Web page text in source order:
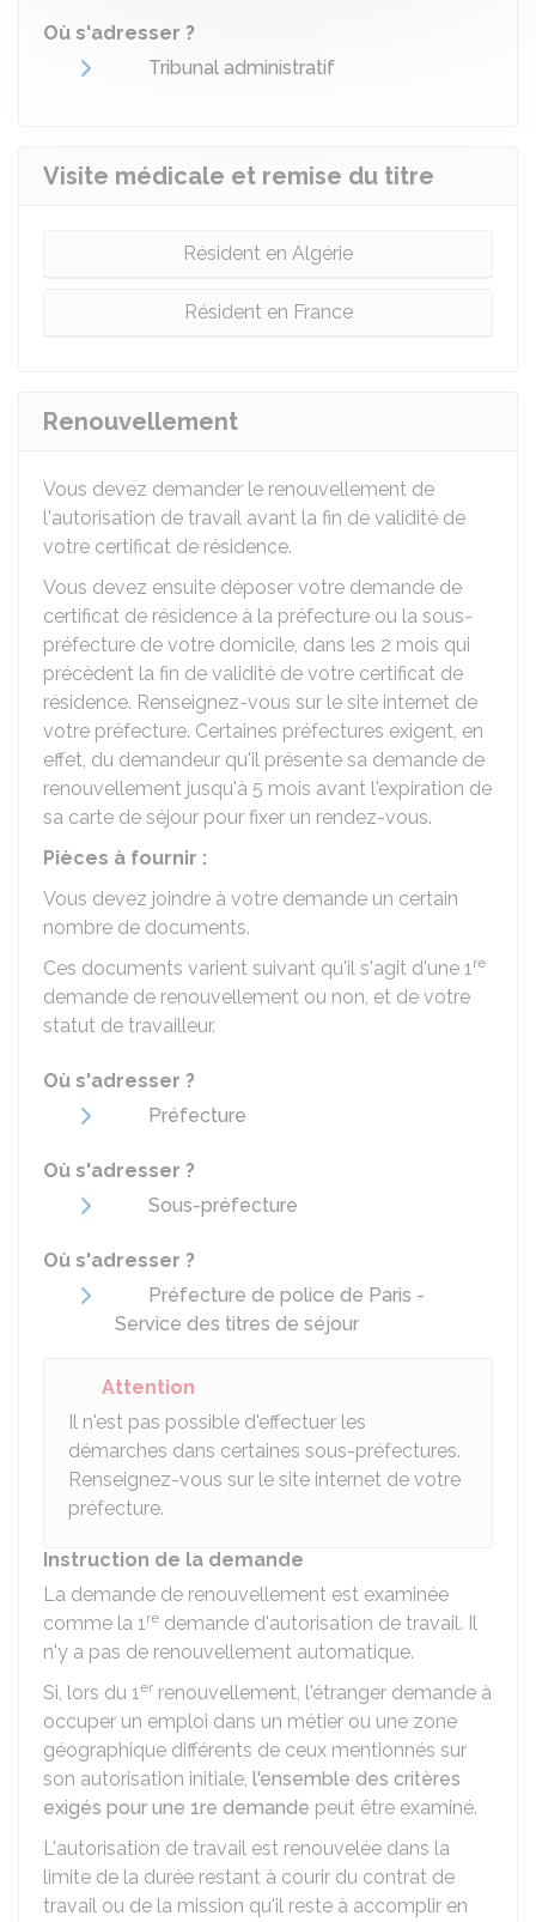
Où s'adresser ?
Tribunal administratif
Visite médicale et remise du titre
Résident en Algérie
Résident en France
Renouvellement
Vous devez demander le renouvellement de
l'autorisation de travail avant la fin de validité de
votre certificat de résidence.
Vous devez ensuite déposer votre demande de
certificat de résidence à la préfecture ou la sous-
préfecture de votre domicile, dans les 2 mois qui
précèdent la fin de validité de votre certificat de
résidence. Renseignez-vous sur le site internet de
votre préfecture. Certaines préfectures exigent, en
effet, du demandeur qu'il présente sa demande de
renouvellement jusqu'à 5 mois avant l'expiration de
sa carte de séjour pour fixer un rendez-vous.
Pièces à fournir :
Vous devez joindre à votre demande un certain
nombre de documents.
Ces documents varient suivant qu'il s'agit d'une 1re
demande de renouvellement ou non, et de votre
statut de travailleur.
Où s'adresser ?
Préfecture
Où s'adresser ?
Sous-préfecture
Où s'adresser ?
Préfecture de police de Paris -
Service des titres de séjour
Attention
Il n'est pas possible d'effectuer les
démarches dans certaines sous-préfectures.
Renseignez-vous sur le site internet de votre
préfecture.
Instruction de la demande
La demande de renouvellement est examinée
comme la 1re demande d'autorisation de travail. Il
n'y a pas de renouvellement automatique.
Si, lors du 1er renouvellement, l'étranger demande à
occuper un emploi dans un métier ou une zone
géographique différents de ceux mentionnés sur
son autorisation initiale, l'ensemble des critères
exigés pour une 1re demande peut être examiné.
L'autorisation de travail est renouvelée dans la
limite de la durée restant à courir du contrat de
travail ou de la mission qu'il reste à accomplir en